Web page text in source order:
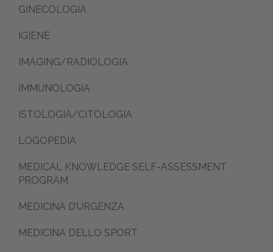
GINECOLOGIA
IGIENE
IMAGING/RADIOLOGIA
IMMUNOLOGIA
ISTOLOGIA/CITOLOGIA
LOGOPEDIA
MEDICAL KNOWLEDGE SELF-ASSESSMENT
PROGRAM
MEDICINA D’URGENZA
MEDICINA DELLO SPORT